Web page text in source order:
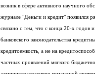
возник в сфере активного научного
журнале "Деньги и кредит" появился
связано с тем, что с конца 20-х годов
банковского законодательства
кредитоемкость, а не на
частных проявлений мягкого